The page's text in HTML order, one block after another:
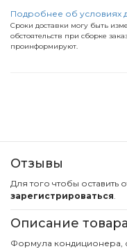
Подробнее об условиях
Сроки доставки могу быть
обстоятельств при сборке
проинформируют.
Отзывы
Для того чтобы оставить
зарегистрироваться.
Описание товара
Формула кондиционера,